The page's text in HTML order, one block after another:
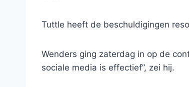
Tuttle heeft de beschuldigingen
Wenders ging zaterdag in op de
sociale media is effectief”, zei hij.